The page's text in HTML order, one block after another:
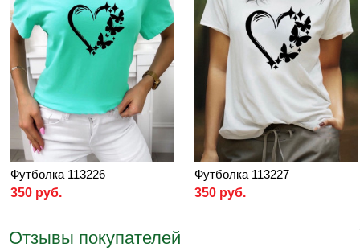
Футболка 113226
350 руб.
Футболка 113227
350 руб.
Отзывы покупателей